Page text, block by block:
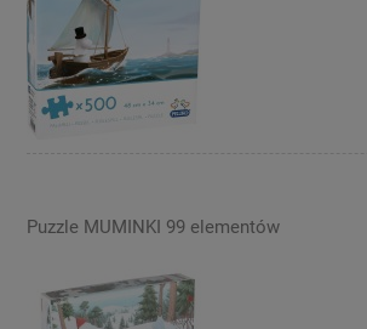
Puzzle MUMINKI 99 elementów